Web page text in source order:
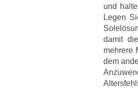
und
Legen
damit
mehrere
dem